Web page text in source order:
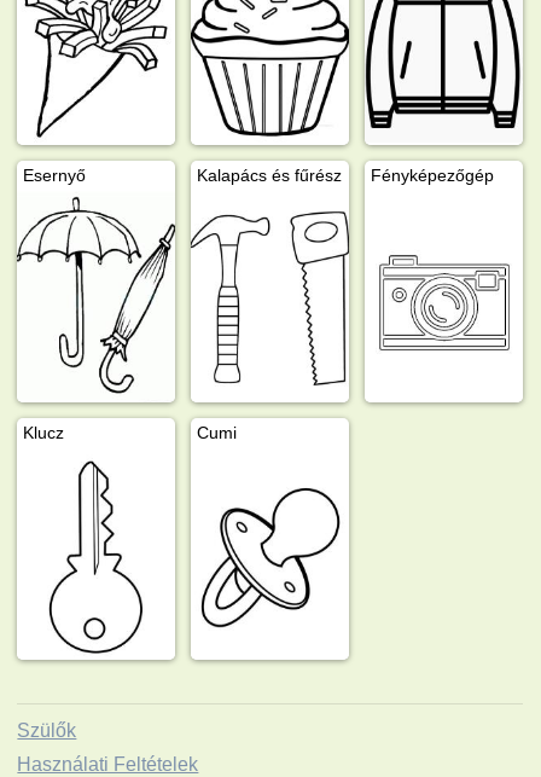
Esernyő Kalapács és fűrész Fényképezőgép
Klucz Cumi
Szülők
Használati Feltételek